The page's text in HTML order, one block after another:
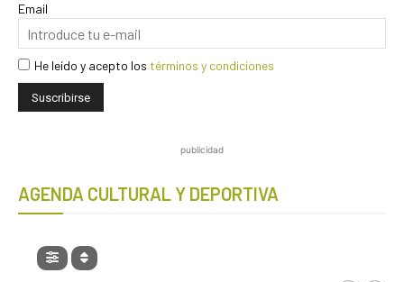
Email
He leído y acepto los términos y condiciones
publicidad
AGENDA CULTURAL Y DEPORTIVA